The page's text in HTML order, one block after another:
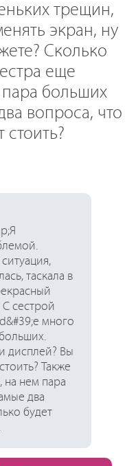
трещин,
экран, ну
Сколько
еще
больших
вопроса, что
стоить?
таскала в
сестрой
много
дисплей? Вы
Также
на нем пара
два
будет